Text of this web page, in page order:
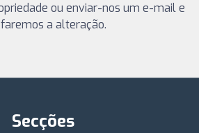
ou enviar-nos um e-mail e
a alteração.
Secções